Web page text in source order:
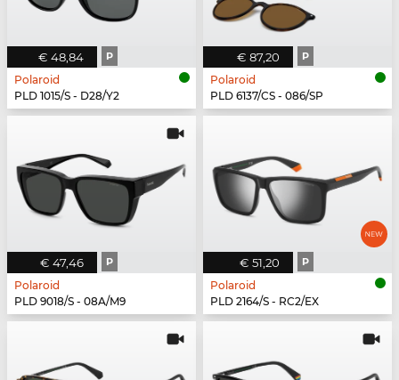
€ 48,84 P
Polaroid
PLD 1015/S - D28/Y2
€ 87,20 P
Polaroid
PLD 6137/CS - 086/SP
€ 47,46 P
Polaroid
PLD 9018/S - 08A/M9
€ 51,20 P
Polaroid
PLD 2164/S - RC2/EX